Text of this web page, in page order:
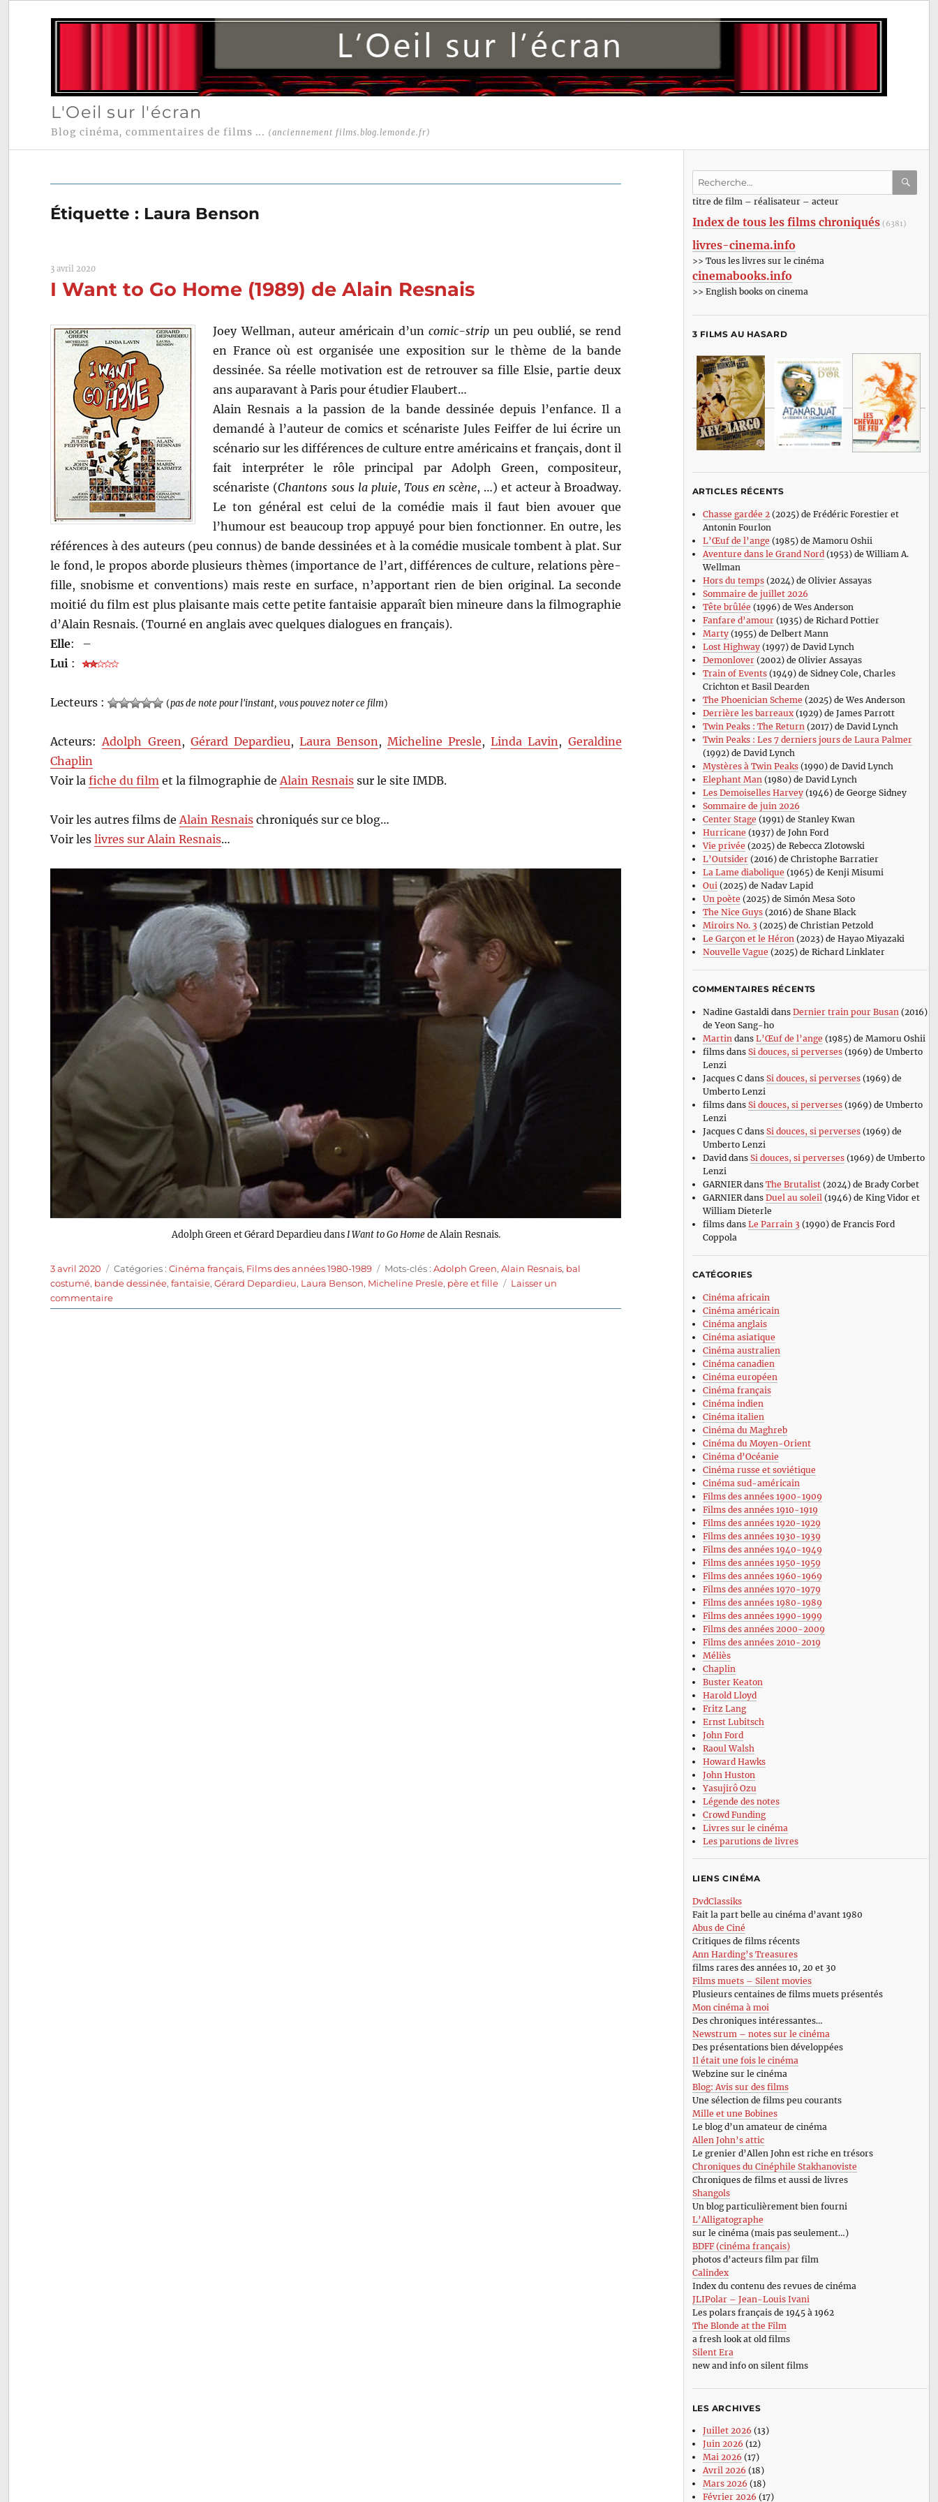
L'Oeil sur l'écran
Blog cinéma, commentaires de films ... (anciennement films.blog.lemonde.fr)
Étiquette : Laura Benson
3 avril 2020
I Want to Go Home (1989) de Alain Resnais
Joey Wellman, auteur américain d’uncomic-strip un peu oublié, se rend
en France où est organisée une exposition sur le thème de la bande
dessinée. Sa réelle motivation est de retrouver sa fille Elsie, partie deux
ans auparavant à Paris pour étudier Flaubert…
Alain Resnais a la passion de la bande dessinée depuis l’enfance. Il a
demandé à l’auteur de comics et scénariste Jules Feiffer de lui écrire un
scénario sur les différences de culture entre américains et français, dont il
fait interpréter le rôle principal par Adolph Green, compositeur,
scénariste (Chantons sous la pluie, Tous en scène, …) et acteur à Broadway.
Le ton général est celui de la comédie mais il faut bien avouer que
l’humour est beaucoup trop appuyé pour bien fonctionner. En outre, les
références à des auteurs (peu connus) de bande dessinées et à la comédie musicale tombent à plat. Sur
le fond, le propos aborde plusieurs thèmes (importance de l’art, différences de culture, relations père-
fille, snobisme et conventions) mais reste en surface, n’apportant rien de bien original. La seconde
moitié du film est plus plaisante mais cette petite fantaisie apparaît bien mineure dans la filmographie
d’Alain Resnais. (Tourné en anglais avec quelques dialogues en français).
Elle:
–
Lui :
Lecteurs : (pas de note pour l'instant, vous pouvez noter ce film)
Acteurs: Adolph Green , Gérard Depardieu, Laura Benson ,Micheline Presle,Linda Lavin , Geraldine
Chaplin
Voir lafiche du film et la filmographie de Alain Resnais sur le site IMDB.
Voir les autres films de Alain Resnais chroniqués sur ce blog…
Voir leslivres sur Alain Resnais…
Adolph Green et Gérard Depardieu dans I Want to Go Homede Alain Resnais.
Publié
le
3 avril 2020 Catégories
Catégories :Cinéma français, Films des années 1980-1989 Étiquettes
Mots-clés :Adolph Green,Alain Resnais, bal
costumé, bande dessinée,fantaisie,Gérard Depardieu, Laura Benson, Micheline Presle, père et fille
Laisser un
commentairesur
I
Recherche
:titre de film – réalisateur – acteur
Index de tous les films chroniqués (6381)
livres-cinema.info
>> Tous les livres sur le cinéma
cinemabooks.info
>> English books on cinema
3 FILMS AU HASARD
ARTICLES RÉCENTS
Chasse gardée 2(2025) de Frédéric Forestier et
Antonin Fourlon
L’Œuf de l’ange (1985) de Mamoru Oshii
Aventure dans le Grand Nord(1953) de William A.
Wellman
Hors du temps(2024) de Olivier Assayas
Sommaire de juillet 2026
Tête brûlée (1996) de Wes Anderson
Fanfare d’amour(1935) de Richard Pottier
Marty(1955) de Delbert Mann
Lost Highway(1997) de David Lynch
Demonlover(2002) de Olivier Assayas
Train of Events(1949) de Sidney Cole, Charles
Crichton et Basil Dearden
The Phoenician Scheme (2025) de Wes Anderson
Derrière les barreaux(1929) de James Parrott
Twin Peaks : The Return(2017) de David Lynch
Twin Peaks : Les 7 derniers jours de Laura Palmer
(1992) de David Lynch
Mystères à Twin Peaks(1990) de David Lynch
Elephant Man(1980) de David Lynch
Les Demoiselles Harvey(1946) de George Sidney
Sommaire de juin 2026
Center Stage (1991) de Stanley Kwan
Hurricane (1937) de John Ford
Vie privée (2025) de Rebecca Zlotowski
L’Outsider(2016) de Christophe Barratier
La Lame diabolique (1965) de Kenji Misumi
Oui(2025) de Nadav Lapid
Un poète (2025) de Simón Mesa Soto
The Nice Guys(2016) de Shane Black
Miroirs No. 3 (2025) de Christian Petzold
Le Garçon et le Héron(2023) de Hayao Miyazaki
Nouvelle Vague (2025) de Richard Linklater
COMMENTAIRES RÉCENTS
Nadine Gastaldi dans Dernier train pour Busan (2016)
de Yeon Sang-ho
Martin dans L’Œuf de l’ange (1985) de Mamoru Oshii
filmsdans Si douces, si perverses(1969) de Umberto
Lenzi
Jacques Cdans Si douces, si perverses(1969) de
Umberto Lenzi
filmsdans Si douces, si perverses(1969) de Umberto
Lenzi
Jacques Cdans Si douces, si perverses(1969) de
Umberto Lenzi
David dans Si douces, si perverses(1969) de Umberto
Lenzi
GARNIERdans The Brutalist(2024) de Brady Corbet
GARNIERdans Duel au soleil (1946) de King Vidor et
William Dieterle
filmsdans Le Parrain 3 (1990) de Francis Ford
Coppola
CATÉGORIES
Cinéma africain
Cinéma américain
Cinéma anglais
Cinéma asiatique
Cinéma australien
Cinéma canadien
Cinéma européen
Cinéma français
Cinéma indien
Cinéma italien
Cinéma du Maghreb
Cinéma du Moyen-Orient
Cinéma d’Océanie
Cinéma russe et soviétique
Cinéma sud-américain
Films des années 1900-1909
Films des années 1910-1919
Films des années 1920-1929
Films des années 1930-1939
Films des années 1940-1949
Films des années 1950-1959
Films des années 1960-1969
Films des années 1970-1979
Films des années 1980-1989
Films des années 1990-1999
Films des années 2000-2009
Films des années 2010-2019
Méliès
Chaplin
Buster Keaton
Harold Lloyd
Fritz Lang
Ernst Lubitsch
John Ford
Raoul Walsh
Howard Hawks
John Huston
Yasujirô Ozu
Légende des notes
Crowd Funding
Livres sur le cinéma
Les parutions de livres
LIENS CINÉMA
DvdClassiks
Fait la part belle au cinéma d’avant 1980
Abus de Ciné
Critiques de films récents
Ann Harding’s Treasures
films rares des années 10, 20 et 30
Films muets – Silent movies
Plusieurs centaines de films muets présentés
Mon cinéma à moi
Des chroniques intéressantes…
Newstrum – notes sur le cinéma
Des présentations bien développées
Il était une fois le cinéma
Webzine sur le cinéma
Blog: Avis sur des films
Une sélection de films peu courants
Mille et une Bobines
Le blog d’un amateur de cinéma
Allen John’s attic
Le grenier d’Allen John est riche en trésors
Chroniques du Cinéphile Stakhanoviste
Chroniques de films et aussi de livres
Shangols
Un blog particulièrement bien fourni
L’Alligatographe
sur le cinéma (mais pas seulement…)
BDFF (cinéma français)
photos d’acteurs film par film
Calindex
Index du contenu des revues de cinéma
JLIPolar – Jean-Louis Ivani
Les polars français de 1945 à 1962
The Blonde at the Film
a fresh look at old films
Silent Era
new and info on silent films
LES ARCHIVES
Juillet 2026 (13)
Juin 2026 (12)
Mai 2026 (17)
Avril 2026 (18)
Mars 2026 (18)
Février 2026 (17)